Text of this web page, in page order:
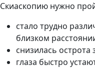
Скиаскопию нужно
стало трудно
близком
снизилась острота
глаза быстро